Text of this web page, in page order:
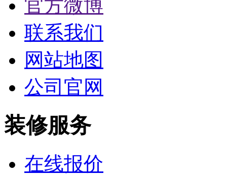
官方微博
联系我们
网站地图
公司官网
装修服务
在线报价